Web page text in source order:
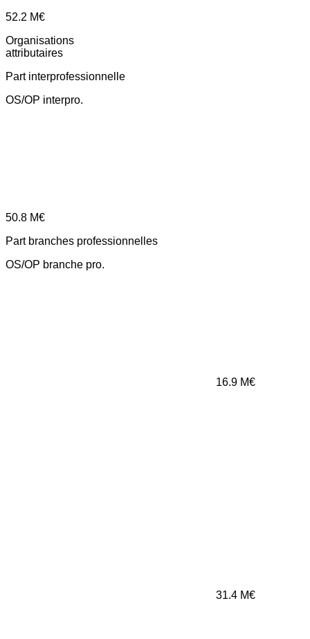
52.2 M€
Organisations
attributaires
Part interprofessionnelle
OS/OP interpro.
50.8 M€
Part branches professionnelles
OS/OP branche pro.
16.9 M€
31.4 M€